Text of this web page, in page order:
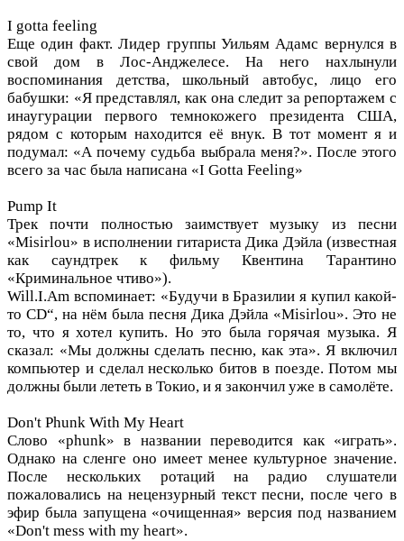
I gotta feeling
Еще один факт. Лидер группы Уильям Адамс вернулся в
свой дом в Лос-Анджелесе. На него нахлынули
воспоминания детства, школьный автобус, лицо его
бабушки: «Я представлял, как она следит за репортажем с
инаугурации первого темнокожего президента США,
рядом с которым находится её внук. В тот момент я и
подумал: «А почему судьба выбрала меня?». После этого
всего за час была написана «I Gotta Feeling»
Pump It
Трек почти полностью заимствует музыку из песни
«Misirlou» в исполнении гитариста Дика Дэйла (известная
как саундтрек к фильму Квентина Тарантино
«Криминальное чтиво»).
Will.I.Am вспоминает: «Будучи в Бразилии я купил какой-
то CD“, на нём была песня Дика Дэйла «Misirlou». Это не
то, что я хотел купить. Но это была горячая музыка. Я
сказал: «Мы должны сделать песню, как эта». Я включил
компьютер и сделал несколько битов в поезде. Потом мы
должны были лететь в Токио, и я закончил уже в самолёте.
Don't Phunk With My Heart
Слово «phunk» в названии переводится как «играть».
Однако на сленге оно имеет менее культурное значение.
После нескольких ротаций на радио слушатели
пожаловались на нецензурный текст песни, после чего в
эфир была запущена «очищенная» версия под названием
«Don't mess with my heart».